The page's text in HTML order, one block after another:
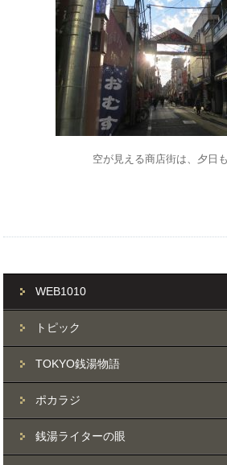
空が見える商店街は、夕日
WEB1010
トピック
TOKYO銭湯物語
ポカラジ
銭湯ライターの眼